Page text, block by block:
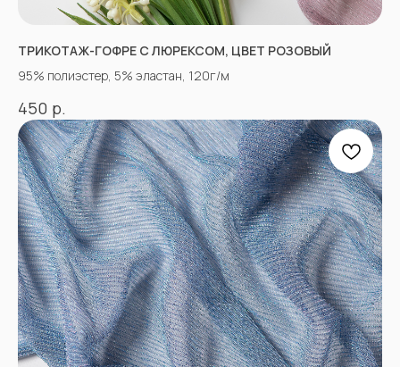
ТРИКОТАЖ-ГОФРЕ С ЛЮРЕКСОМ, ЦВЕТ РОЗОВЫЙ
95% полиэстер, 5% эластан, 120г/м
450 р.